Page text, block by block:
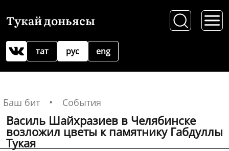
Тукай доньясы
рус
тат eng
Баш бит События
Василь Шайхразиев в Челябинске
возложил цветы к памятнику Габдуллы
Тукая